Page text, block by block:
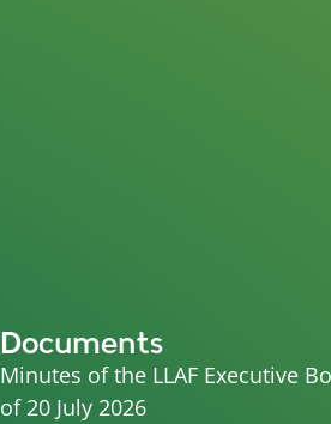
Documents
Minutes of the LLAF Executive
of 20 July 2026